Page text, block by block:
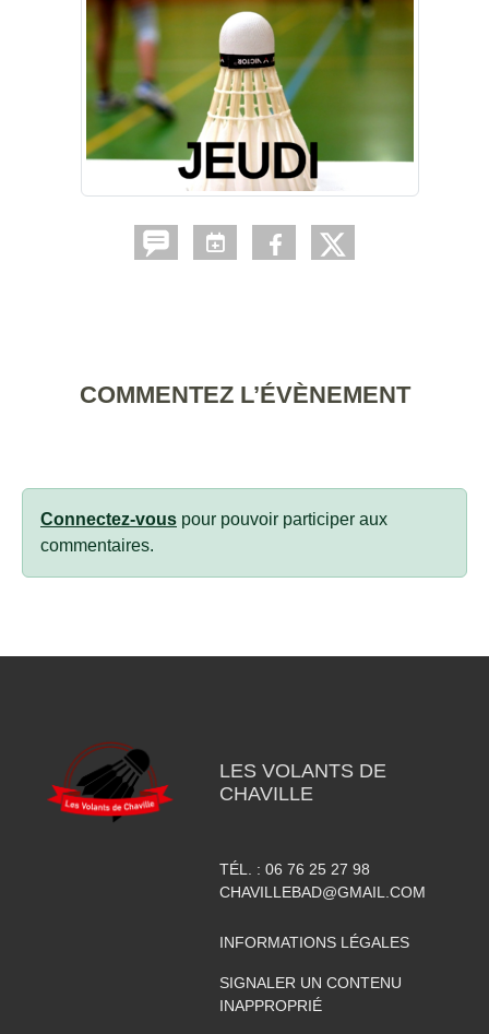
COMMENTEZ L’ÉVÈNEMENT
Connectez-vous pour pouvoir participer aux
commentaires.
LES VOLANTS DE
CHAVILLE
TÉL. : 06 76 25 27 98
CHAVILLEBAD@GMAIL.COM
INFORMATIONS LÉGALES
SIGNALER UN CONTENU
INAPPROPRIÉ